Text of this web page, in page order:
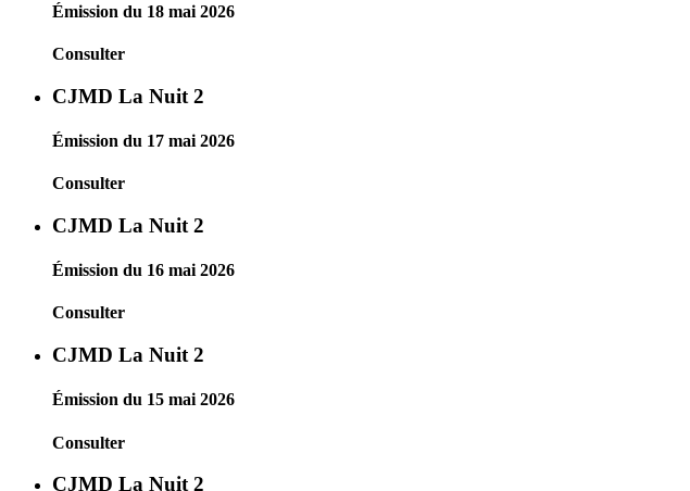
Émission du 18 mai 2026
Consulter
CJMD La Nuit 2
Émission du 17 mai 2026
Consulter
CJMD La Nuit 2
Émission du 16 mai 2026
Consulter
CJMD La Nuit 2
Émission du 15 mai 2026
Consulter
CJMD La Nuit 2